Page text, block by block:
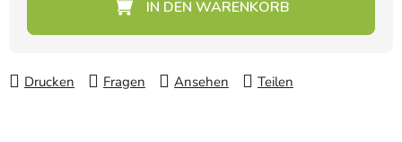
Drucken Fragen Ansehen Teilen